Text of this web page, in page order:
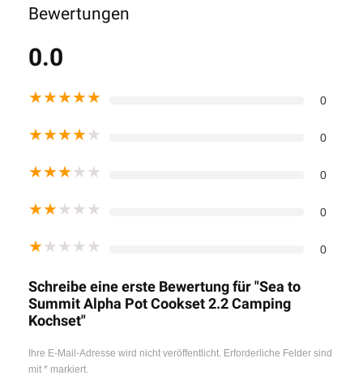
Bewertungen
0.0
★★★★★ 0
★★★★★ 0
★★★★★ 0
★★★★★ 0
★★★★★ 0
Schreibe eine erste Bewertung für "Sea to
Summit Alpha Pot Cookset 2.2 Camping
Kochset"
Ihre E-Mail-Adresse wird nicht veröffentlicht. Erforderliche Felder sind
mit * markiert.